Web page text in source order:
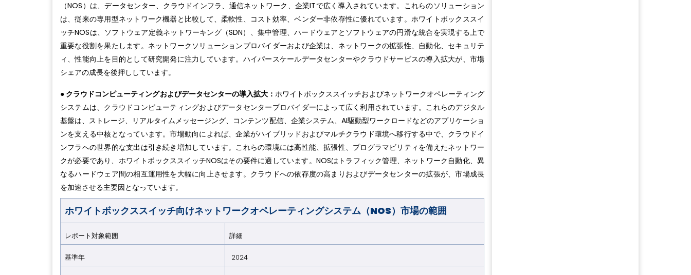
（NOS）は、データセンター、クラウドインフラ、通信ネットワーク、企業ITで広く導入されています。これらのソリューション
は、従来の専用型ネットワーク機器と比較して、柔軟性、コスト効率、ベンダー非依存性に優れています。ホワイトボックススイ
ッチNOSは、ソフトウェア定義ネットワーキング（SDN）、集中管理、ハードウェアとソフトウェアの円滑な統合を実現する上で
重要な役割を果たします。ネットワークソリューションプロバイダーおよび企業は、ネットワークの拡張性、自動化、セキュリテ
ィ、性能向上を目的として研究開発に注力しています。ハイパースケールデータセンターやクラウドサービスの導入拡大が、市場
シェアの成長を後押ししています。
● クラウドコンピューティングおよびデータセンターの導入拡大：ホワイトボックススイッチおよびネットワークオペレーティング
システムは、クラウドコンピューティングおよびデータセンタープロバイダーによって広く利用されています。これらのデジタル
基盤は、ストレージ、リアルタイムメッセージング、コンテンツ配信、企業システム、AI駆動型ワークロードなどのアプリケーショ
ンを支える中核となっています。市場動向によれば、企業がハイブリッドおよびマルチクラウド環境へ移行する中で、クラウドイ
ンフラへの世界的な支出は引き続き増加しています。これらの環境には高性能、拡張性、プログラマビリティを備えたネットワー
クが必要であり、ホワイトボックススイッチNOSはその要件に適しています。NOSはトラフィック管理、ネットワーク自動化、異
なるハードウェア間の相互運用性を大幅に向上させます。クラウドへの依存度の高まりおよびデータセンターの拡張が、市場成長
を加速させる主要因となっています。
ホワイトボックススイッチ向けネットワークオペレーティングシステム（NOS）市場の範囲
レポート対象範囲 詳細
基準年 2024